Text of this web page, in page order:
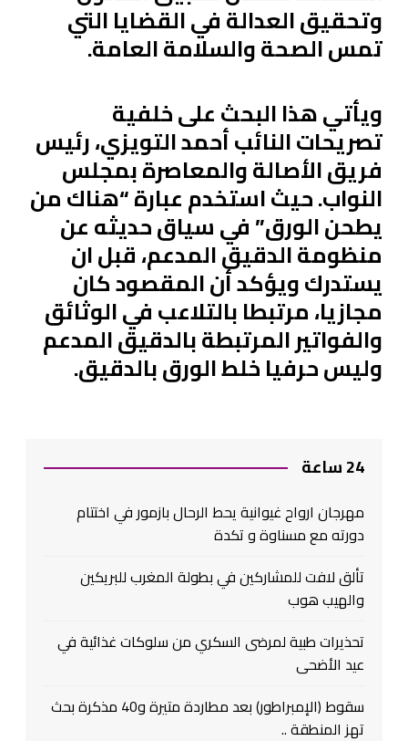
وتحقيق العدالة في القضايا التي
تمس الصحة والسلامة العامة.
ويأتي هذا البحث على خلفية
تصريحات النائب أحمد التويزي، رئيس
فريق الأصالة والمعاصرة بمجلس
النواب. حيث استخدم عبارة “هناك من
يطحن الورق” في سياق حديثه عن
منظومة الدقيق المدعم، قبل ان
يستدرك ويؤكد أن المقصود كان
مجازيا، مرتبطا بالتلاعب في الوثائق
والفواتير المرتبطة بالدقيق المدعم
وليس حرفيا خلط الورق بالدقيق.
24 ساعة
مهرجان ارواح غيوانية يحط الرحال بازمور في اختتام
دورته مع مسناوة و تكدة
تألق لافت للمشاركين في بطولة المغرب للبريكين
والهيب هوب
تحذيرات طبية لمرضى السكري من سلوكات غذائية في
عيد الأضحى
سقوط (الإمبراطور) بعد مطاردة متيرة و40 مذكرة بحث
تهز المنطقة ..